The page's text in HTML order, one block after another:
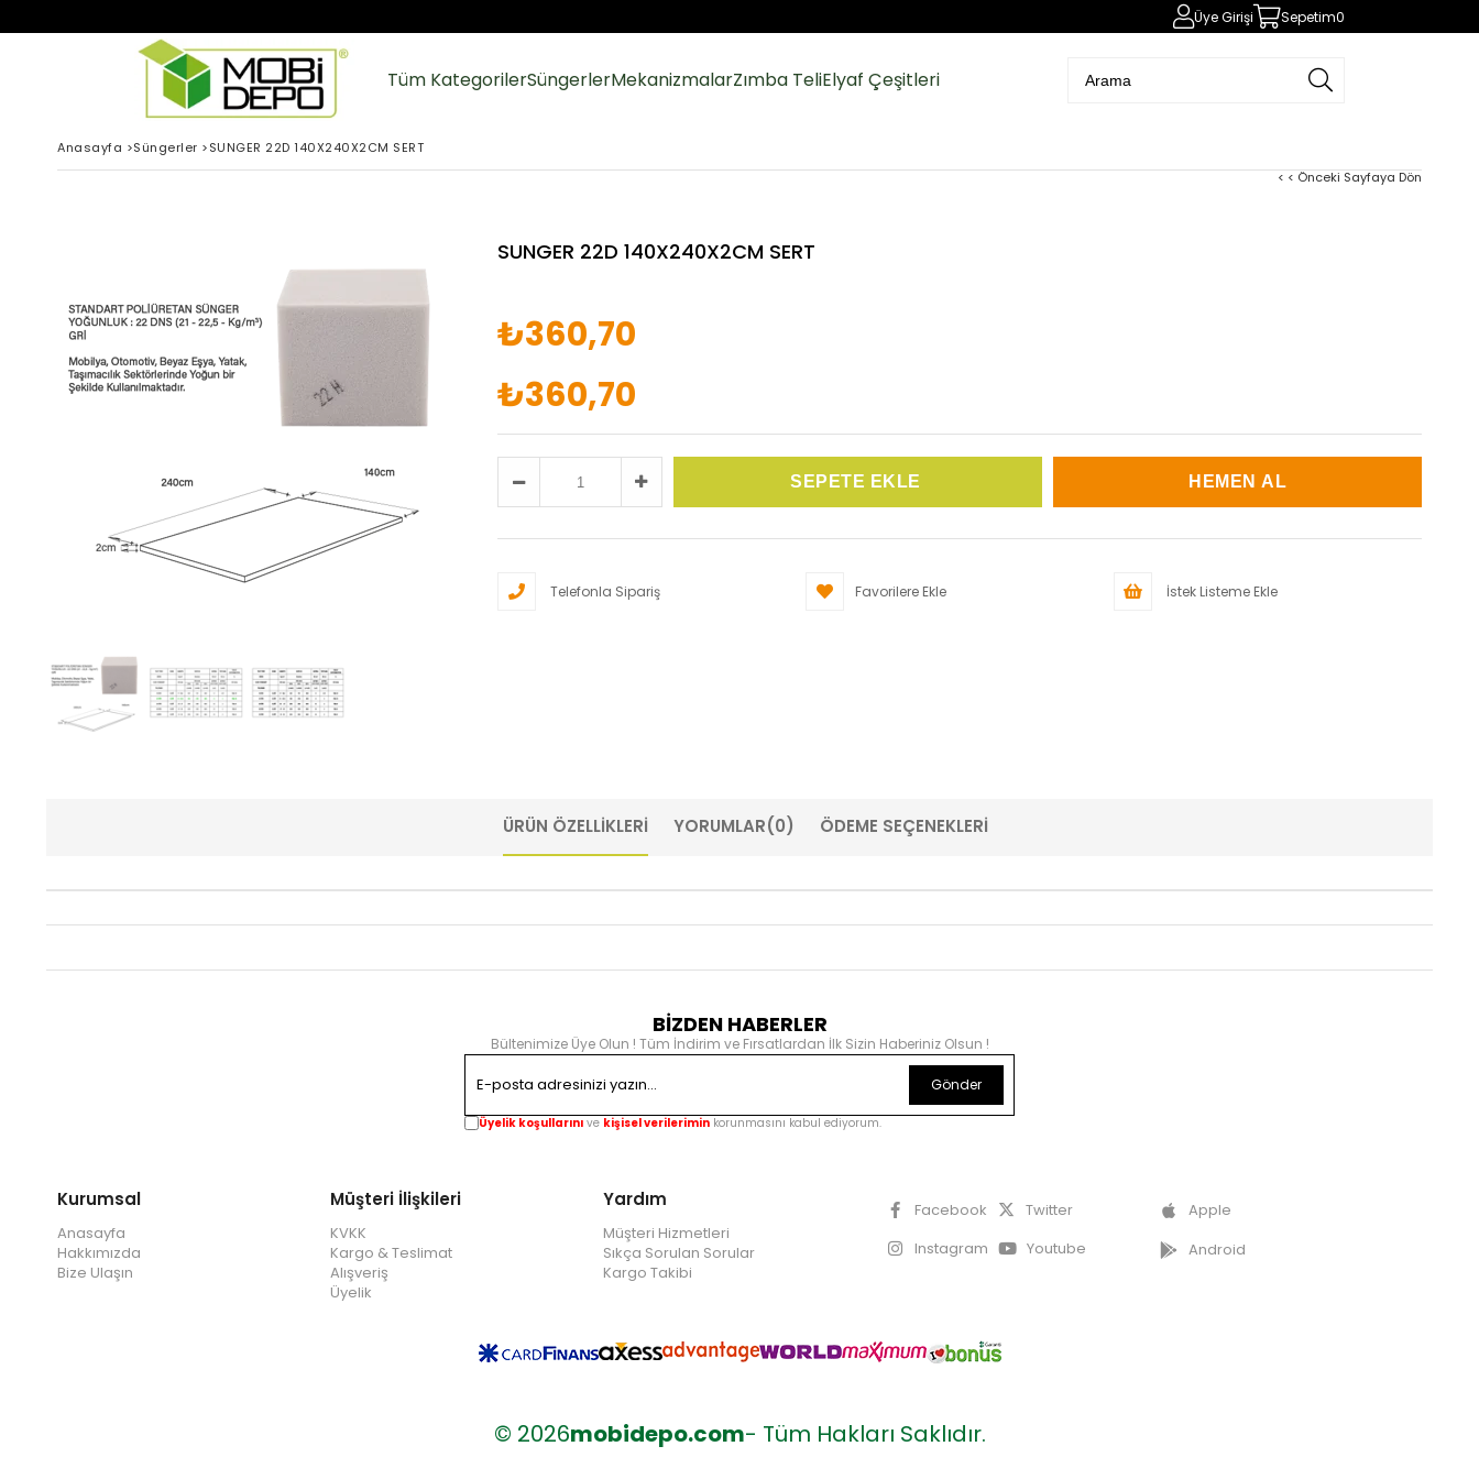
Üye Girişi Sepetim0
Tüm KategorilerSüngerlerMekanizmalarZımba TeliElyaf Çeşitleri
Anasayfa >Süngerler >SUNGER 22D 140X240X2CM SERT
< < Önceki Sayfaya Dön
SUNGER 22D 140X240X2CM SERT
₺360,70
₺360,70
Telefonla Sipariş Favorilere Ekle İstek Listeme Ekle
ÜRÜN ÖZELLIKLERI YORUMLAR(0) ÖDEME SEÇENEKLERI
BİZDEN HABERLER
Bültenimize Üye Olun ! Tüm İndirim ve Fırsatlardan İlk Sizin Haberiniz Olsun !
Gönder
Üyelik koşullarını ve kişisel verilerimin korunmasını kabul ediyorum.
Kurumsal
Anasayfa
Hakkımızda
Bize Ulaşın
Müşteri İlişkileri
KVKK
Kargo & Teslimat
Alışveriş
Üyelik
Yardım
Müşteri Hizmetleri
Sıkça Sorulan Sorular
Kargo Takibi
Facebook
Twitter
Instagram
Youtube
Apple
Android
© 2026mobidepo.com- Tüm Hakları Saklıdır.